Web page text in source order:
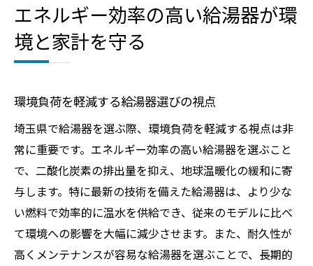
エネルギー効率の高い給湯器が環
境と家計を守る
環境負荷を軽減する給湯器選びの視点
埼玉県で給湯器を選ぶ際、環境負荷を軽減する視点は非
常に重要です。エネルギー効率の高い給湯器を選ぶこと
で、二酸化炭素の排出量を抑え、地球温暖化の緩和に寄
与します。特に最新の技術を備えた給湯器は、より少な
い燃料で効率的に温水を供給でき、従来のモデルに比べ
て環境への影響を大幅に減少させます。また、耐久性が
高くメンテナンスが容易な給湯器を選ぶことで、長期的